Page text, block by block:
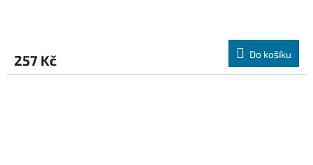
257 Kč Do košíku